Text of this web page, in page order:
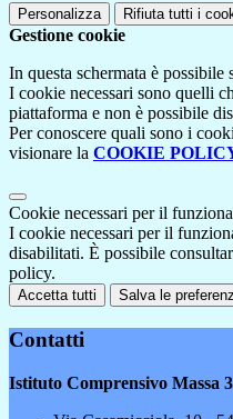
Personalizza Rifiuta tutti i
Gestione cookie
In questa schermata è
I cookie necessari sono quelli
piattaforma e non è possibile
Per conoscere quali sono i
visionare la COOKIE
Cookie necessari per il
I cookie necessari per il
disabilitati. È possibile
policy.
Accetta tutti Salva le
Contatti
Istituto Comprensivo Massa 3